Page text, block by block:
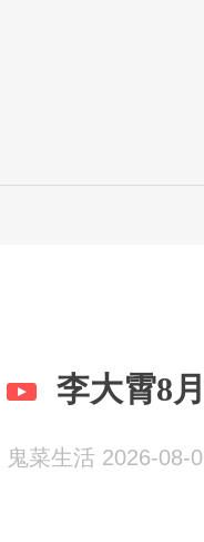
李大霄8
鬼菜生活 2026-08-